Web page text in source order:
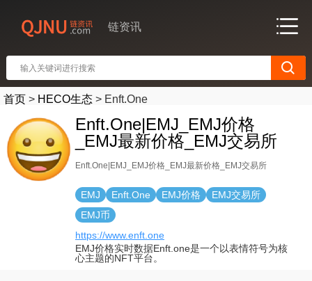
链资讯
首页 > HECO生态 > Enft.One
Enft.One|EMJ_EMJ价格
_EMJ最新价格_EMJ交易所
Enft.One|EMJ_EMJ价格_EMJ最新价格_EMJ交易所
EMJ Enft.One EMJ价格
EMJ交易所
EMJ币
https://www.enft.one
EMJ价格实时数据Enft.one是一个以表情符号为核
心主题的NFT平台。